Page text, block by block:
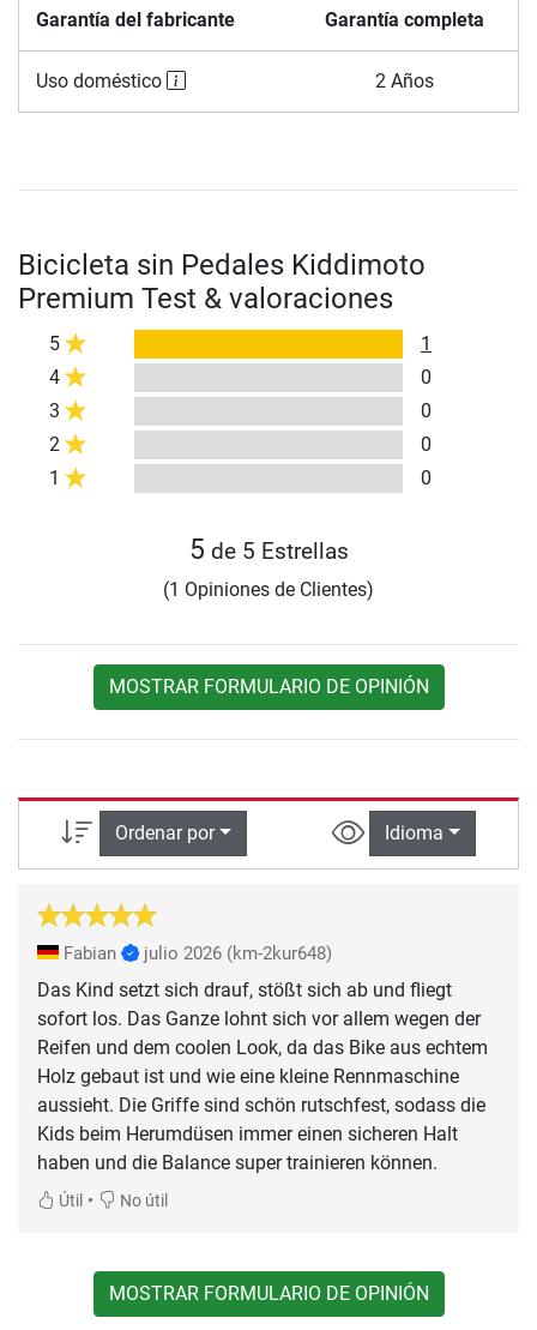
Garantía del fabricante Garantía completa
Uso doméstico 2 Años
Bicicleta sin Pedales Kiddimoto
Premium Test & valoraciones
5
1
4
0
3
0
2
0
1
0
5 de 5 Estrellas
(1 Opiniones de Clientes)
MOSTRAR FORMULARIO DE OPINIÓN
Ordenar por Idioma
Fabian julio 2026 (km-2kur648)
Das Kind setzt sich drauf, stößt sich ab und fliegt
sofort los. Das Ganze lohnt sich vor allem wegen der
Reifen und dem coolen Look, da das Bike aus echtem
Holz gebaut ist und wie eine kleine Rennmaschine
aussieht. Die Griffe sind schön rutschfest, sodass die
Kids beim Herumdüsen immer einen sicheren Halt
haben und die Balance super trainieren können.
Útil • No útil
MOSTRAR FORMULARIO DE OPINIÓN